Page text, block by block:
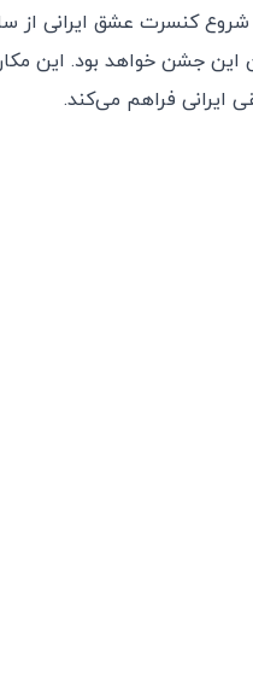
این جشن خواهد بود. این
ایرانی فراهم می‌کند.